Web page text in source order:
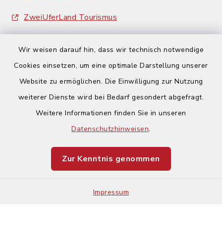
Wir weisen darauf hin, dass wir technisch notwendige
Cookies einsetzen, um eine optimale Darstellung unserer
Website zu ermöglichen. Die Einwilligung zur Nutzung
weiterer Dienste wird bei Bedarf gesondert abgefragt.
Weitere Informationen finden Sie in unseren
Datenschutzhinweisen.
Zur Kenntnis genommen
Impressum
ZweiUferLand Tourismus
Barrierefreiheit
Impressum
Sitemap